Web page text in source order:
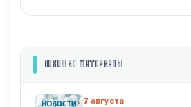
ПОХОЖИЕ МАТЕРИАЛЫ
7 августа